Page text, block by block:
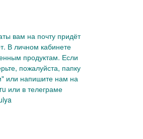
вам на почту придёт
В личном кабинете
продуктам. Если
пожалуйста, папку
или напишите нам на
или в телеграме